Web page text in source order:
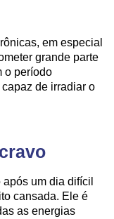
em especial
grande parte
o período
de irradiar o
um dia difícil
cansada. Ele é
as energias